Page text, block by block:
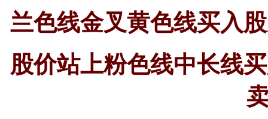
兰色线金叉黄色线买入
股价站上粉色线中长线